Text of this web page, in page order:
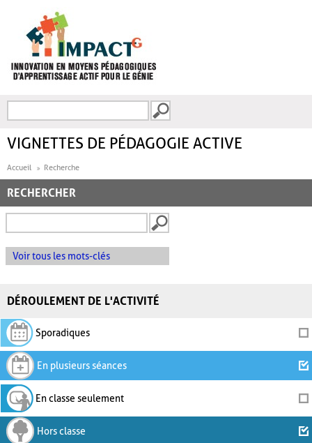
FORMULAIRE DE
VIGNETTES DE PÉDAGOGIE ACTIVE
Accueil Recherche
RECHERCHER
Voir tous les mots-clés
DÉROULEMENT DE L'ACTIVITÉ
Sporadiques
En plusieurs séances
En classe seulement
Hors classe